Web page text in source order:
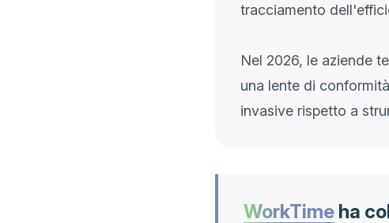
tracciamento
Nel 2026, le aziende
una lente di
WorkTime ha